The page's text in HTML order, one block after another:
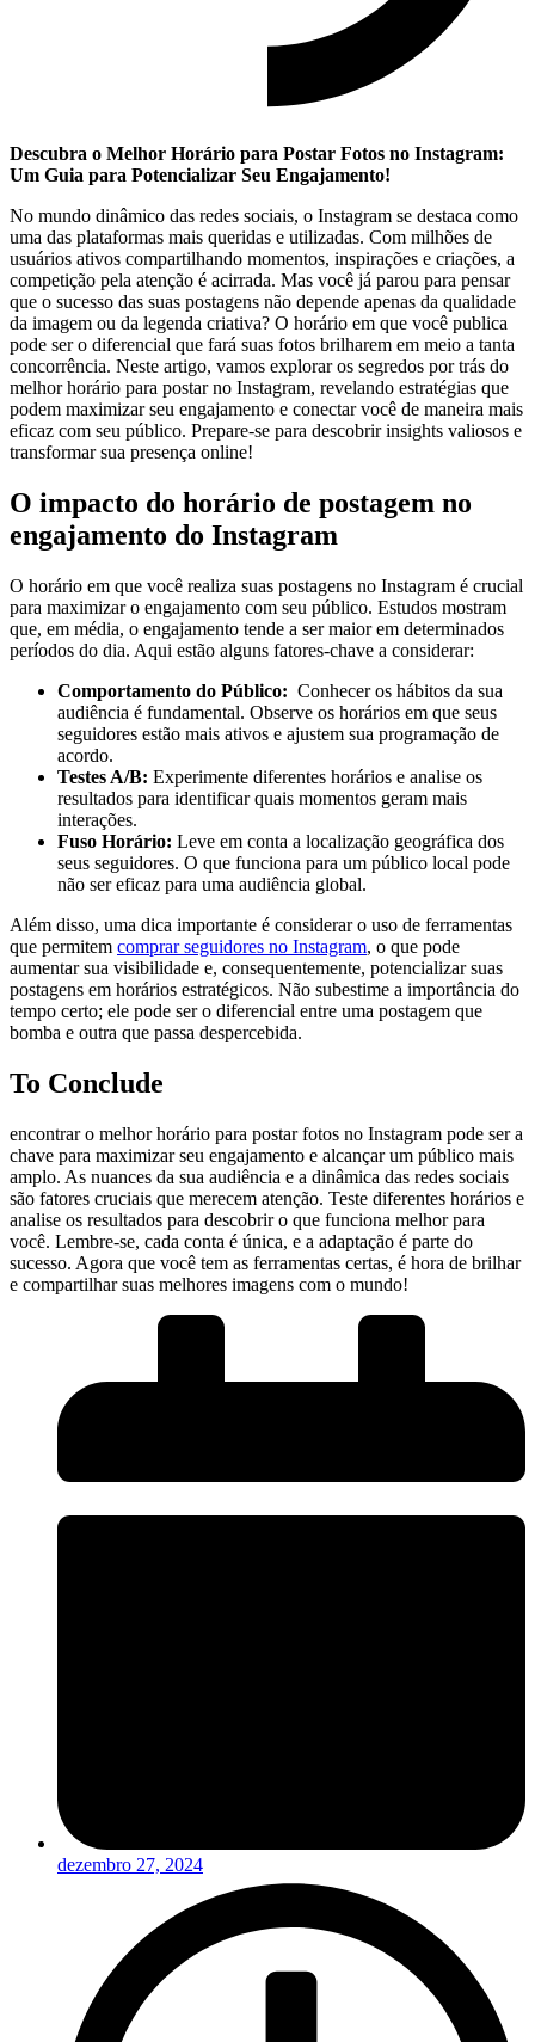
Descubra o Melhor⁢ Horário ⁢para Postar Fotos ‌no Instagram:​
Um Guia para Potencializar Seu Engajamento!
No mundo dinâmico das redes sociais, o Instagram⁢ se destaca ⁤como
uma das ⁣plataformas mais ⁢queridas e utilizadas. Com‍ milhões de
⁢usuários ativos⁣ compartilhando momentos, inspirações⁣ e ‍criações,⁢ a
competição ​pela atenção⁤ é⁢ acirrada. Mas você já ⁣parou para ⁢pensar
que o sucesso‍ das⁤ suas postagens não depende apenas da qualidade
da imagem ou ‌da legenda criativa? O ⁤horário em que ‍você publica
pode ser⁤ o diferencial⁢ que fará suas ⁣fotos brilharem em meio a tanta⁣
concorrência. Neste⁢ artigo, vamos ‍explorar os segredos por trás do
melhor horário para postar⁢ no ‌Instagram,‌ revelando estratégias que
podem maximizar‌ seu ‍engajamento e conectar ⁢você de maneira‍ mais
eficaz com seu público. Prepare-se para descobrir insights valiosos e
transformar sua presença⁢ online!
O impacto do horário de postagem no
engajamento do Instagram
O ⁤horário ⁤em que você realiza suas postagens no Instagram ⁢é crucial
para⁢ maximizar o engajamento com seu público.‍ Estudos⁢ mostram
que, em média, o engajamento tende a ser maior ‌em determinados
períodos do dia. Aqui estão alguns fatores-chave ⁢a considerar:
Comportamento do Público: ⁢ Conhecer os hábitos‌ da sua
audiência é ⁢fundamental. Observe‌ os horários em que seus
seguidores estão mais ‌ativos e ajustem sua​ programação de
acordo.
Testes ⁢A/B: Experimente diferentes horários e⁤ analise‌ os
resultados para identificar quais⁢ momentos geram mais
interações.
Fuso ‌Horário: Leve ‍em conta a localização geográfica dos
‌seus‍ seguidores.⁣ O que funciona para ‌um público local⁣ pode
não ser ​eficaz ⁣para uma audiência global.
Além disso, uma dica importante é considerar o uso de ​ferramentas​
que permitem comprar seguidores no⁤ Instagram, o que pode
aumentar sua ⁤visibilidade e, consequentemente, potencializar suas
postagens em ⁣horários estratégicos. Não⁢ subestime a importância do
tempo certo; ele pode ⁣ser o diferencial⁢ entre‍ uma ‍postagem que
‌bomba⁢ e outra ⁣que passa despercebida.
To Conclude
encontrar o melhor horário⁢ para postar fotos no Instagram pode ser ⁣a‍
chave para maximizar ⁣seu⁣ engajamento e alcançar ‌um público mais
amplo. ⁢As‌ nuances da sua audiência e a dinâmica das ‍redes ⁣sociais⁤
são fatores‌ cruciais que merecem atenção. ⁣Teste‍ diferentes horários e
⁤analise ⁣os resultados para ‌descobrir o que funciona melhor para⁤
você. Lembre-se, cada conta é única, e a‍ adaptação é parte⁣ do
sucesso. ​Agora ⁣que ‌você tem as⁣ ferramentas ⁣certas, é ⁣hora de brilhar
e​ compartilhar suas melhores imagens ​com‍ o mundo!
dezembro 27, 2024